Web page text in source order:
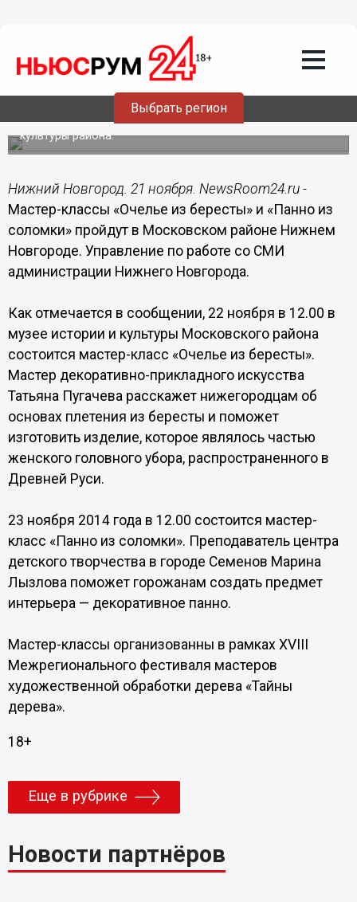
Выбрать регион
Мастер-классы «Очелье из бересты» и
«Панно из соломки» пройдут в
Московском районе Нижнем
Новгороде
Мероприятие состоится 22-23 ноября в музее истории и
культуры района.
Нижний Новгород. 21 ноября. NewsRoom24.ru -
Мастер-классы «Очелье из бересты» и «Панно из
соломки» пройдут в Московском районе Нижнем
Новгороде. Управление по работе со СМИ
администрации Нижнего Новгорода.
Как отмечается в сообщении, 22 ноября в 12.00 в
музее истории и культуры Московского района
состоится мастер-класс «Очелье из бересты».
Мастер декоративно-прикладного искусства
Татьяна Пугачева расскажет нижегородцам об
основах плетения из бересты и поможет
изготовить изделие, которое являлось частью
женского головного убора, распространенного в
Древней Руси.
23 ноября 2014 года в 12.00 состоится мастер-
класс «Панно из соломки». Преподаватель центра
детского творчества в городе Семенов Марина
Лызлова поможет горожанам создать предмет
интерьера — декоративное панно.
Мастер-классы организованны в рамках XVIII
Межрегионального фестиваля мастеров
художественной обработки дерева «Тайны
дерева».
18+
Еще в рубрике
Новости партнёров